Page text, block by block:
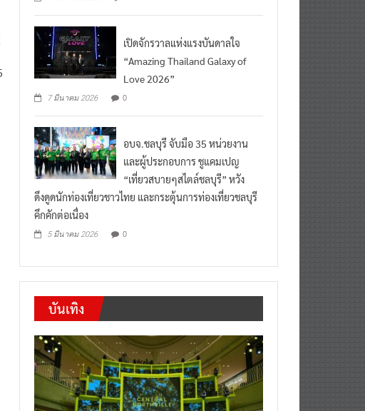
“Amazing Thailand Galaxy of
Love 2026”
0
และผู้ประกอบการ ชูแคมเปญ
“เที่ยวสบายๆสไตล์ชลบุรี” หวัง
ดึงดูดนักท่องเที่ยวชาวไทย และกระตุ้นการท่องเที่ยวชลบุรี
คึกคักต่อเนื่อง
บันเทิง